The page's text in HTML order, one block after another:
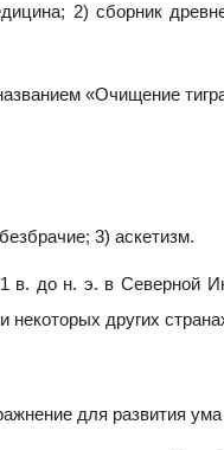
2) сборник
«Очищение
3) аскетизм.
в. до н. э. в Северной
других
для развития